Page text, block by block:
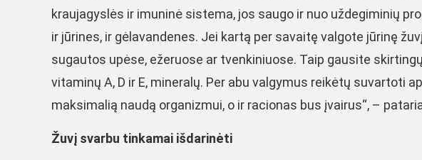
kraujagyslės ir imuninė sistema, jos saugo ir nuo uždegiminių
ir jūrines, ir gėlavandenes. Jei kartą per savaitę valgote jūrinę
sugautos upėse, ežeruose ar tvenkiniuose. Taip gausite
vitaminų A, D ir E, mineralų. Per abu valgymus reikėtų suvartoti
maksimalią naudą organizmui, o ir racionas bus įvairus“, –
Žuvį svarbu tinkamai išdarinėti